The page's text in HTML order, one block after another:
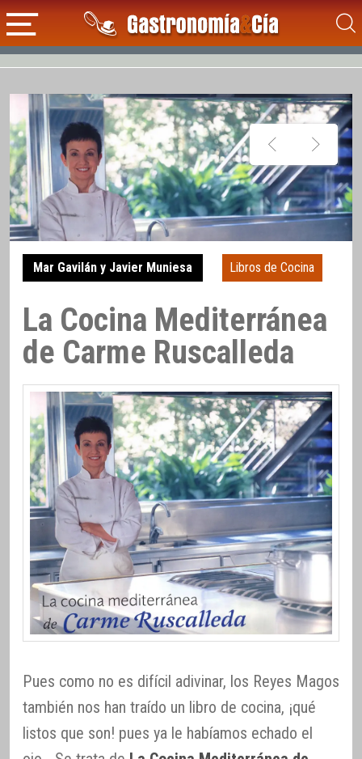
Mar Gavilán y Javier Muniesa Libros de Cocina
La Cocina Mediterránea
de Carme Ruscalleda
Pues como no es difícil adivinar, los Reyes Magos
también nos han traído un libro de cocina, ¡qué
listos que son! pues ya le habíamos echado el